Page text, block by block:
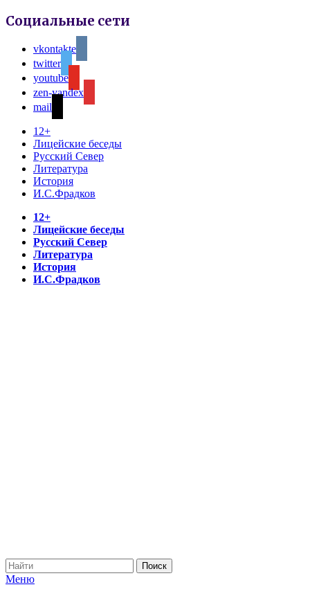
Социальные сети
vkontakte
twitter
youtube
zen-yandex
mail
12+
Лицейские беседы
Русский Север
Литература
История
И.С.Фрадков
12+
Лицейские беседы
Русский Север
Литература
История
И.С.Фрадков
Меню